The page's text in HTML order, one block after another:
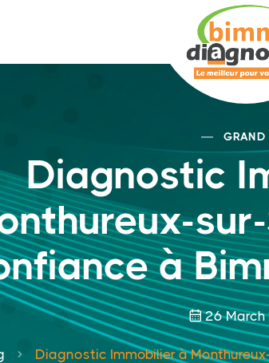
GRAND
Diagnostic
à
26
Diagnostic Immobilier à